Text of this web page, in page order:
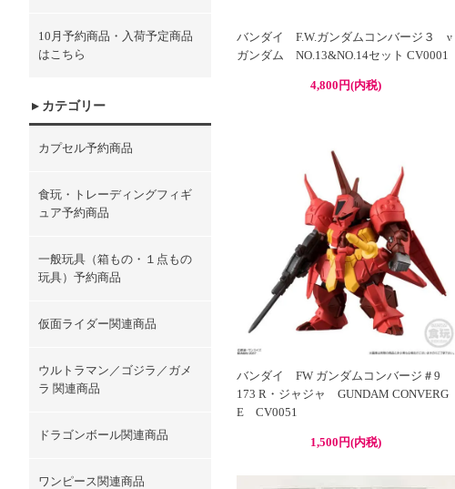
10月予約商品・入荷予定商品
はこちら
カテゴリー
カプセル予約商品
食玩・トレーディングフィギ
ュア予約商品
一般玩具（箱もの・１点もの
玩具）予約商品
仮面ライダー関連商品
ウルトラマン／ゴジラ／ガメ
ラ 関連商品
ドラゴンボール関連商品
ワンピース関連商品
バンダイ F.W.ガンダムコンバージ３ ν
ガンダム NO.13&NO.14セット CV0001
4,800円(内税)
バンダイ FW ガンダムコンバージ＃9
173 R・ジャジャ GUNDAM CONVERG
E CV0051
1,500円(内税)